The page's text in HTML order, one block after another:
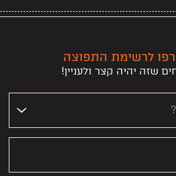
לרשימת התפוצה
שזה יהיה קצר ולעניין!